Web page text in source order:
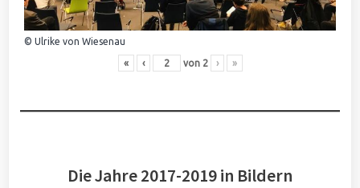
© Ulrike von Wiesenau
« ‹ von 2 › »
Die Jahre 2017-2019 in Bildern